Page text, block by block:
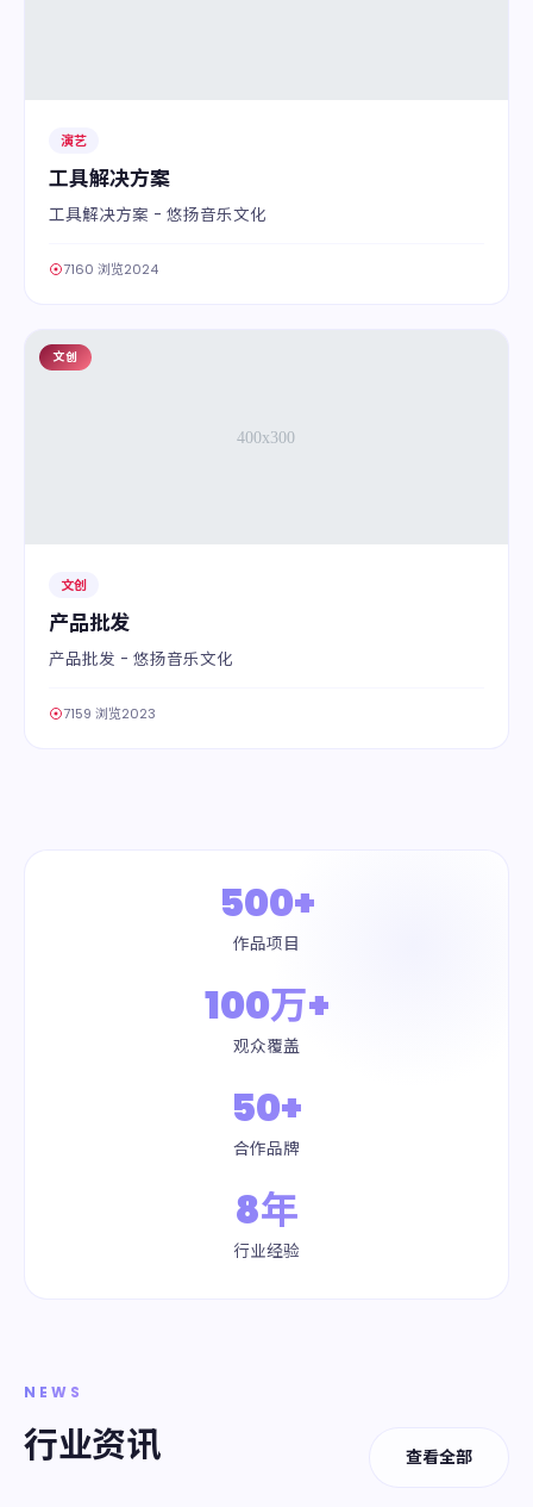
演艺
工具解决方案
工具解决方案 - 悠扬音乐文化
7160 浏览2024
文创
文创
产品批发
产品批发 - 悠扬音乐文化
7159 浏览2023
500+
作品项目
100万+
观众覆盖
50+
合作品牌
8年
行业经验
NEWS
行业资讯 查看全部